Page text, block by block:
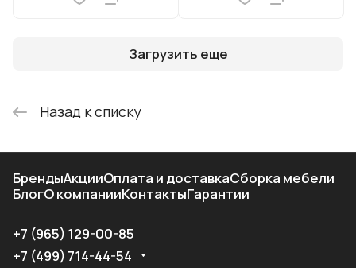
Загрузить еще
Назад к списку
БрендыАкцииОплата и доставкаСборка мебели
БлогО компанииКонтактыГарантии
+7 (965) 129-00-85
+7 (499) 714-44-54